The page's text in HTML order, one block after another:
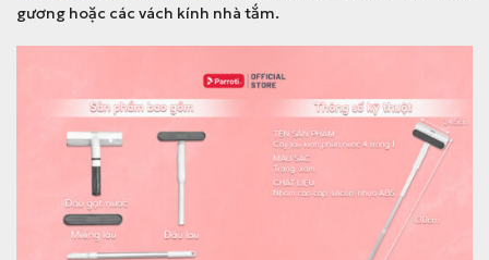
gương hoặc các vách kính nhà tắm.